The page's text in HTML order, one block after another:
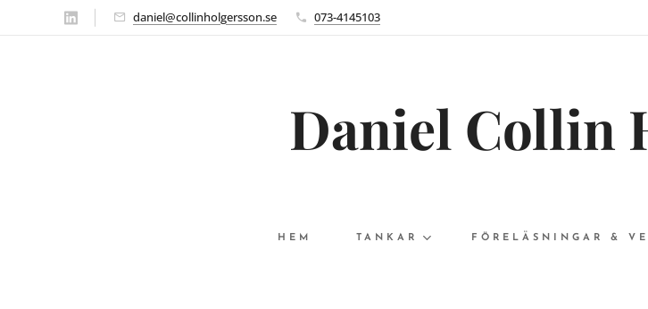
daniel@collinholgersson.se 073-4145103
Daniel Collin
HEM TANKAR FÖRELÄSNINGAR &